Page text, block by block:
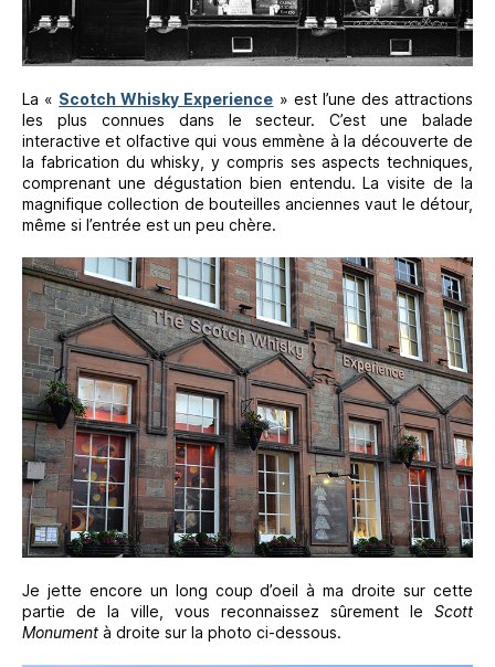
La « Scotch Whisky Experience » est l’une des attractions
les plus connues dans le secteur. C’est une balade
interactive et olfactive qui vous emmène à la découverte de
la fabrication du whisky, y compris ses aspects techniques,
comprenant une dégustation bien entendu. La visite de la
magnifique collection de bouteilles anciennes vaut le détour,
même si l’entrée est un peu chère.
Je jette encore un long coup d’oeil à ma droite sur cette
partie de la ville, vous reconnaissez sûrement le Scott
Monument à droite sur la photo ci-dessous.